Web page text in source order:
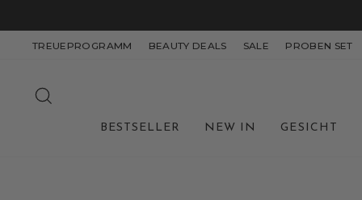
InhaltTREUEPROGRAMM BEAUTY DEALS SALE PROBEN SET
BESTSELLER NEW IN GESICHT